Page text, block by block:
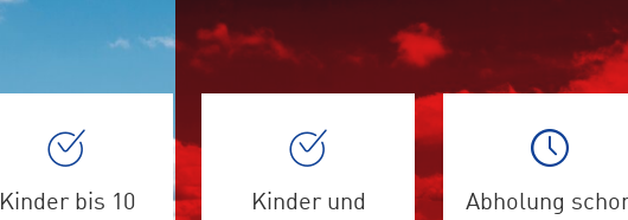
Kinder bis 10
Kinder und
Abholung